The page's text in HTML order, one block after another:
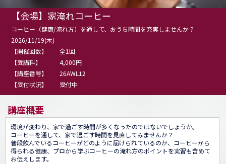
【会場】家淹れコーヒー
コーヒー（健康/淹れ方）を通して、おうち時間を充実しませんか？
2026/11/19(木)
【開催回数】
全1回
【受講料】
4,000円
【講座番号】
26AWL12
【受付状況】
受付中
講座概要
環境が変わり、家で過ごす時間が多くなったのではないでしょうか。
コーヒーを通して、家で過ごす時間を見直してみませんか？
普段飲んでいるコーヒーがどのように届けられているのか、コーヒーから
得られる健康、プロから学ぶコーヒーの淹れ方のポイントを実習も含めて
お伝えします。